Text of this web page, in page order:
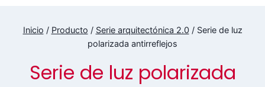
Inicio / Producto / Serie arquitectónica 2.0 / Serie de luz
polarizada antirreflejos
Serie de luz polarizada